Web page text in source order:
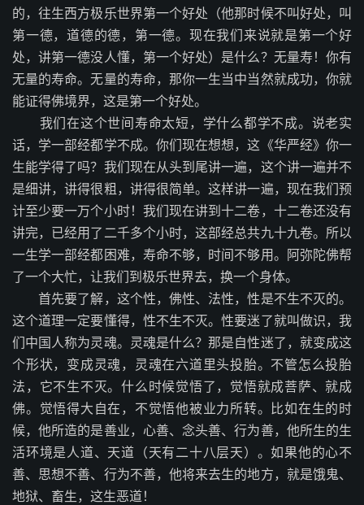
的，往生西方极乐世界第一个好处（他那时候不叫好处，叫
第一德，道德的德，第一德。现在我们来说就是第一个好
处，讲第一德没人懂，第一个好处）是什么？无量寿！你有
无量的寿命。无量的寿命，那你一生当中当然就成功，你就
能证得佛境界，这是第一个好处。
我们在这个世间寿命太短，学什么都学不成。说老实
话，学一部经都学不成。你们现在想想，这《华严经》你一
生能学得了吗？我们现在从头到尾讲一遍，这个讲一遍并不
是细讲，讲得很粗，讲得很简单。这样讲一遍，现在我们预
计至少要一万个小时！我们现在讲到十二卷，十二卷还没有
讲完，已经用了二千多个小时，这部经总共九十九卷。所以
一生学一部经都困难，寿命不够，时间不够用。阿弥陀佛帮
了一个大忙，让我们到极乐世界去，换一个身体。
首先要了解，这个性，佛性、法性，性是不生不灭的。
这个道理一定要懂得，性不生不灭。性要迷了就叫做识，我
们中国人称为灵魂。灵魂是什么？那是自性迷了，就变成这
个形状，变成灵魂，灵魂在六道里头投胎。不管怎么投胎
法，它不生不灭。什么时候觉悟了，觉悟就成菩萨、就成
佛。觉悟得大自在，不觉悟他被业力所转。比如在生的时
候，他所造的是善业，心善、念头善、行为善，他所生的生
活环境是人道、天道（天有二十八层天）。如果他的心不
善、思想不善、行为不善，他将来去生的地方，就是饿鬼、
地狱、畜生，这生恶道！